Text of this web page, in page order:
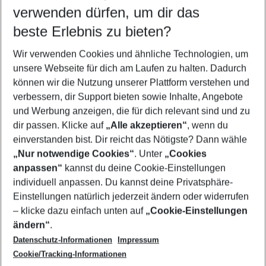
Wähle deinen Reisezeitraum
5-8 Nächte
2 Erwachsene Keine Kinder
Mehr Filter anzeigen
Footer
Footer navigation
Über uns
AGB
Bestpreisgarantie
Cookie-Einstellungen ändern
Cookie-Richtlinie
Agenturbetreuung
Barrierefreies Reisen
Folge uns
verwenden dürfen, um dir das
beste Erlebnis zu bieten?
Wir verwenden Cookies und ähnliche Technologien, um
unsere Webseite für dich am Laufen zu halten. Dadurch
können wir die Nutzung unserer Plattform verstehen und
verbessern, dir Support bieten sowie Inhalte, Angebote
und Werbung anzeigen, die für dich relevant sind und zu
dir passen. Klicke auf „Alle akzeptieren“, wenn du
einverstanden bist. Dir reicht das Nötigste? Dann wähle
„Nur notwendige Cookies“. Unter „Cookies
anpassen“ kannst du deine Cookie-Einstellungen
individuell anpassen. Du kannst deine Privatsphäre-
Einstellungen natürlich jederzeit ändern oder widerrufen
– klicke dazu einfach unten auf „Cookie-Einstellungen
ändern“.
Datenschutz-Informationen
Impressum
Cookie/Tracking-Informationen